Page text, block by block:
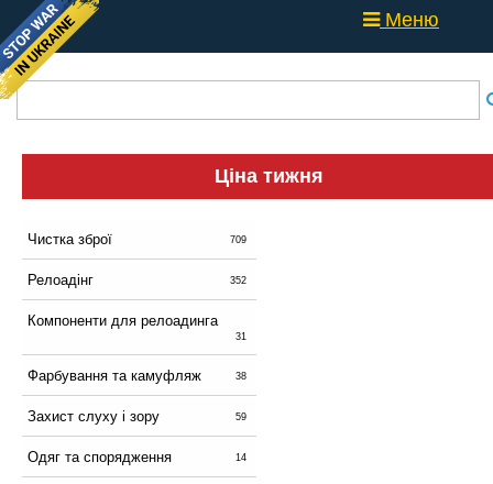
Меню
Ціна тижня
Чистка зброї 709
Релоадінг 352
Компоненти для релоадинга
31
Фарбування та камуфляж 38
Захист слуху і зору 59
Одяг та спорядження 14